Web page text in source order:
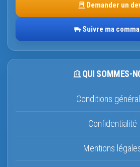
Demander un
Suivre ma
QUI SOMMES-
Conditions
Confidentialité
Mentions